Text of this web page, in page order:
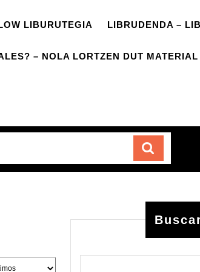
LIBURUTEGIA LIBRUDENDA –
– NOLA LORTZEN DUT